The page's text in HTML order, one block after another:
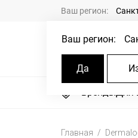
Ваш регион:
Ваш регион:
Да
БрендыДля
Главная